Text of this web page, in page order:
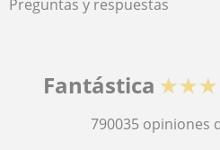
Preguntas y respuestas
Fantástica
790035 opiniones